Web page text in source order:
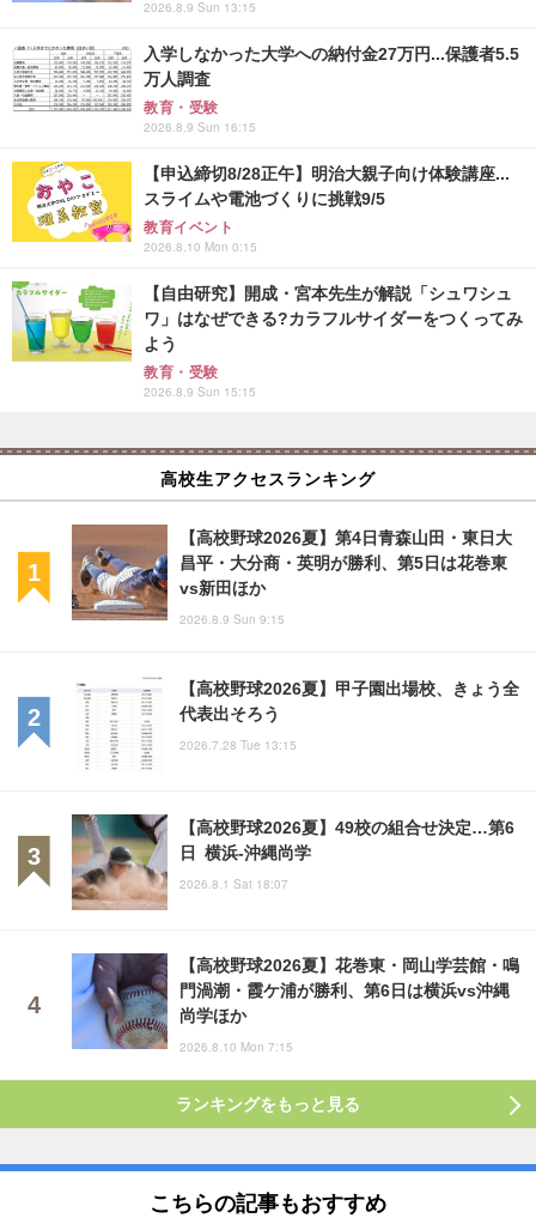
2026.8.9 Sun 13:15
入学しなかった大学への納付金27万円...保護者5.5
万人調査
教育・受験
2026.8.9 Sun 16:15
【申込締切8/28正午】明治大親子向け体験講座...
スライムや電池づくりに挑戦9/5
教育イベント
2026.8.10 Mon 0:15
【自由研究】開成・宮本先生が解説「シュワシュ
ワ」はなぜできる?カラフルサイダーをつくってみ
よう
教育・受験
2026.8.9 Sun 15:15
高校生アクセスランキング
【高校野球2026夏】第4日青森山田・東日大
昌平・大分商・英明が勝利、第5日は花巻東
vs新田ほか
2026.8.9 Sun 9:15
【高校野球2026夏】甲子園出場校、きょう全
代表出そろう
2026.7.28 Tue 13:15
【高校野球2026夏】49校の組合せ決定…第6
日 横浜-沖縄尚学
2026.8.1 Sat 18:07
【高校野球2026夏】花巻東・岡山学芸館・鳴
門渦潮・霞ケ浦が勝利、第6日は横浜vs沖縄
尚学ほか
2026.8.10 Mon 7:15
ランキングをもっと見る
こちらの記事もおすすめ